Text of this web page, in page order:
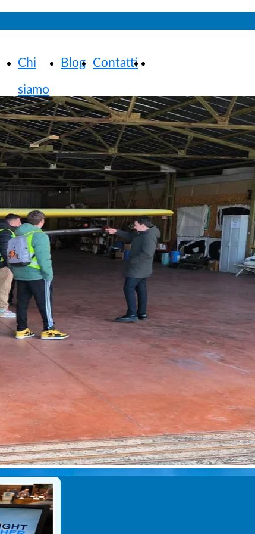
Chi
siamo
Blog Contatti